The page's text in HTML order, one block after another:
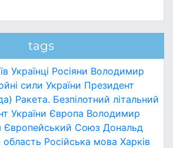
tags
Українці Росіяни Володимир
сили України Президент
Ракета. Безпілотний літальний
України Європа Володимир
Європейський Союз Дональд
Російська мова Харків